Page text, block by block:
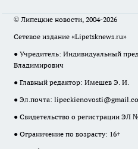
© Липецкие новости, 2004-2026
Сетевое издание «Lipetsknews.ru»
● Учредитель: Индивидуальный
Владимирович
● Главный редактор: Имешев Э. И.
● Эл.почта:
● Свидетельство о регистрации ЭЛ
● Ограничение по возрасту: 16+